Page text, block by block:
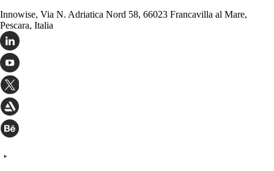
Innowise, Via N. Adriatica Nord 58, 66023 Francavilla al Mare,
Pescara, Italia